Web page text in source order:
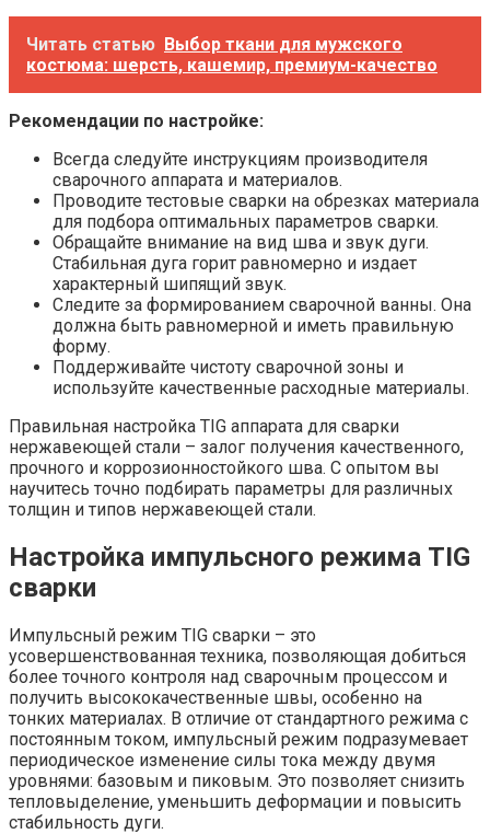
Читать статью Выбор ткани для мужского
костюма: шерсть, кашемир, премиум-качество
Рекомендации по настройке:
Всегда следуйте инструкциям производителя
сварочного аппарата и материалов.
Проводите тестовые сварки на обрезках материала
для подбора оптимальных параметров сварки.
Обращайте внимание на вид шва и звук дуги.
Стабильная дуга горит равномерно и издает
характерный шипящий звук.
Следите за формированием сварочной ванны. Она
должна быть равномерной и иметь правильную
форму.
Поддерживайте чистоту сварочной зоны и
используйте качественные расходные материалы.
Правильная настройка TIG аппарата для сварки
нержавеющей стали – залог получения качественного,
прочного и коррозионностойкого шва. С опытом вы
научитесь точно подбирать параметры для различных
толщин и типов нержавеющей стали.
Настройка импульсного режима TIG
сварки
Импульсный режим TIG сварки – это
усовершенствованная техника, позволяющая добиться
более точного контроля над сварочным процессом и
получить высококачественные швы, особенно на
тонких материалах. В отличие от стандартного режима с
постоянным током, импульсный режим подразумевает
периодическое изменение силы тока между двумя
уровнями: базовым и пиковым. Это позволяет снизить
тепловыделение, уменьшить деформации и повысить
стабильность дуги.